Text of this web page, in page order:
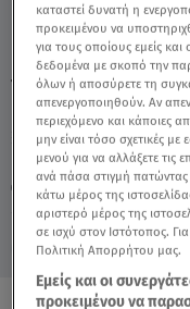
Παρασκευή 7
07.05.26, 21:55 MEDIA
TAGS: MASTERCHEF
καταστεί δυνατή η
προκειμένου να
για τους οποίους εμείς
δεδομένα με σκοπό την
όλων ή αποσύρετε τη
απενεργοποιηθούν. Αν
περιεχόμενο και κάποιες
μην είναι τόσο σχετικές
μενού για να αλλάξετε τις
ανά πάσα στιγμή
κάτω μέρος της
αριστερό μέρος της
σε ισχύ στον Ιστότοπος.
Πολιτική Απορρήτου μας.
Εμείς και οι
προκειμένου να